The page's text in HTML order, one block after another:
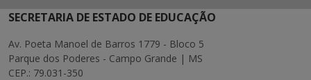
SECRETARIA DE ESTADO DE EDUCAÇÃO
Av. Poeta Manoel de Barros 1779 - Bloco 5
Parque dos Poderes - Campo Grande | MS
CEP.: 79.031-350